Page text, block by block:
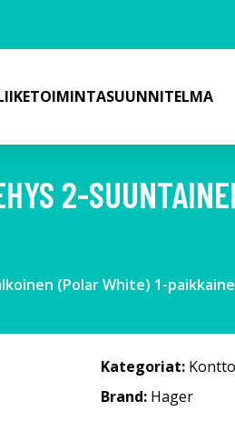
2-
(Polar White) 1-
Kategoriat:
Brand: Hager